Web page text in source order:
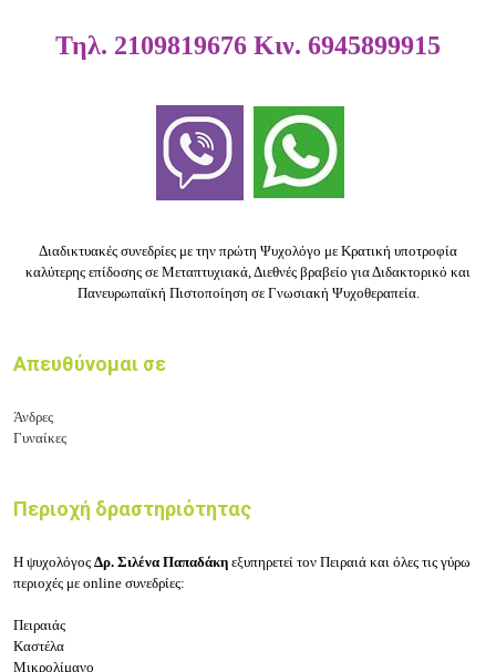
Τηλ. 2109819676 Κιν. 6945899915
Διαδικτυακές συνεδρίες με την πρώτη Ψυχολόγο με Κρατική υποτροφία
καλύτερης επίδοσης σε Μεταπτυχιακά, Διεθνές βραβείο για Διδακτορικό και
Πανευρωπαϊκή Πιστοποίηση σε Γνωσιακή Ψυχοθεραπεία.
Απευθύνομαι σε
Άνδρες
Γυναίκες
Περιοχή δραστηριότητας
Η ψυχολόγος Δρ. Σιλένα Παπαδάκη εξυπηρετεί τον Πειραιά και όλες τις γύρω
περιοχές με online συνεδρίες:
Πειραιάς
Καστέλα
Μικρολίμανο